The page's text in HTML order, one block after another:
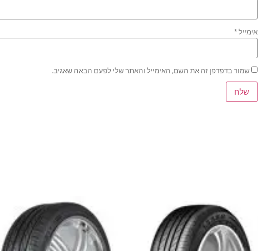
אימייל *
שמור בדפדפן זה את השם, האימייל והאתר שלי לפעם הבאה שאגיב.